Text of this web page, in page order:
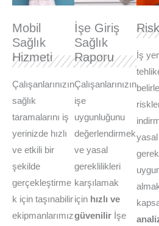
Mobil
Sağlık
Hizmeti
Çalışanlarınızın
sağlık
taramalarını iş
yerinizde hızlı
ve etkili bir
şekilde
gerçekleştirme
k için taşınabilir
ekipmanlarımız
İşe Giriş
Sağlık
Raporu
Çalışanlarınızın
işe
uygunluğunu
değerlendirmek
ve yasal
gereklilikleri
karşılamak
için hızlı ve
güvenilir İşe
İş
yasal